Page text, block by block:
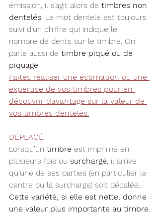
émission, il s’agit alors de timbres non
dentelés. Le mot dentelé est toujours
suivi d’un chiffre qui indique le
nombre de dents sur le timbre. On
parle aussi de timbre piqué ou de
piquage.
Faites réaliser une estimation ou une
expertise de vos timbres pour en
découvrir davantage sur la valeur de
vos timbres dentelés.
DÉPLACÉ
Lorsqu’un timbre est imprimé en
plusieurs fois ou surchargé, il arrive
qu’une de ses parties (en particulier le
centre ou la surcharge) soit décalée.
Cette variété, si elle est nette, donne
une valeur plus importante au timbre.